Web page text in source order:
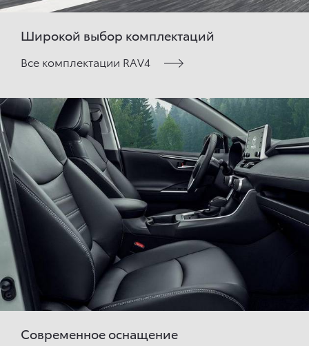
Широкой выбор комплектаций
Все комплектации RAV4
Современное оснащение